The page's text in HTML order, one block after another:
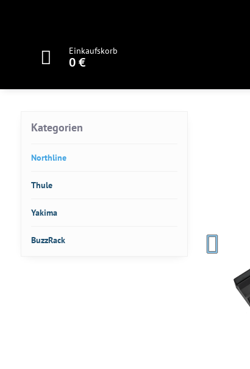
Einkaufskorb
0 €
Kategorien
Northline
Thule
Yakima
BuzzRack